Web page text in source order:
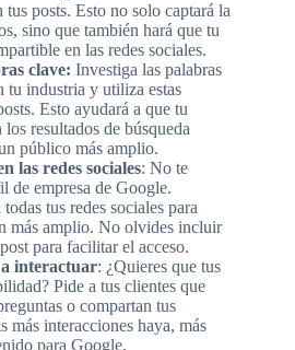
tus posts. Esto no solo captará la
sino que también hará que tu
en las redes sociales.
clave: Investiga las palabras
tu industria y utiliza estas
Esto ayudará a que tu
resultados de búsqueda
público más amplio.
las redes sociales: No te
de empresa de Google.
tus redes sociales para
más amplio. No olvides incluir
para facilitar el acceso.
interactuar: ¿Quieres que tus
Pide a tus clientes que
o compartan tus
más interacciones haya, más
para Google.